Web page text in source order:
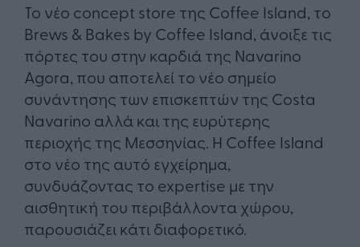
Το νέο concept store της Coffee Island, το
Brews & Bakes by Coffee Island, άνοιξε τις
πόρτες του στην καρδιά της Navarino
Agora, που αποτελεί το νέο σημείο
συνάντησης των επισκεπτών της Costa
Navarino αλλά και της ευρύτερης
περιοχής της Μεσσηνίας. Η Coffee Island
στο νέο της αυτό εγχείρημα,
συνδυάζοντας το expertise με την
αισθητική του περιβάλλοντα χώρου,
παρουσιάζει κάτι διαφορετικό.